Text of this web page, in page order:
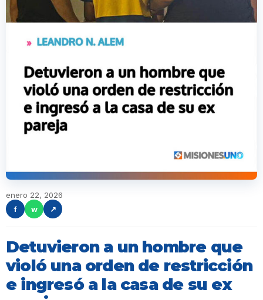
enero 22, 2026
f
w ↗
Detuvieron a un hombre que
violó una orden de restricción
e ingresó a la casa de su ex